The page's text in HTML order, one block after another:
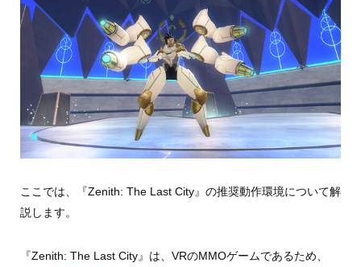
ここでは、『Zenith: The Last City』の推奨動作環境について解
説します。
『Zenith: The Last City』は、VRのMMOゲームであるため、